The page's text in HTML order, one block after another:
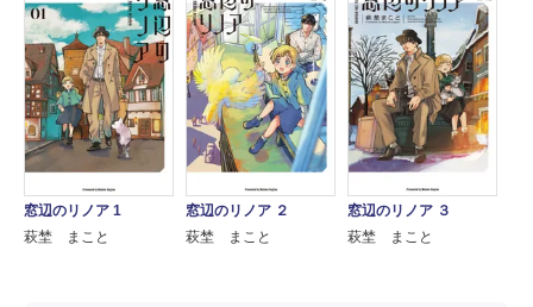
窓辺のリノア 1
萩埜 まこと
窓辺のリノア ２
萩埜 まこと
窓辺のリノア ３
萩埜 まこと